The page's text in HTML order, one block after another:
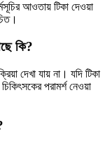
আওতায় টিকা দেওয়া
কি?
দেখা যায় না। যদি টিকা
পরামর্শ নেওয়া